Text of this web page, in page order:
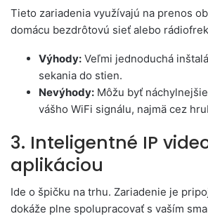
Tieto zariadenia využívajú na prenos
domácu bezdrôtovú sieť alebo
Výhody: Veľmi jednoduchá
sekania do stien.
Nevýhody: Môžu byť
vášho WiFi signálu, najmä cez
3. Inteligentné IP
aplikáciou
Ide o špičku na trhu. Zariadenie je
dokáže plne spolupracovať s vaším